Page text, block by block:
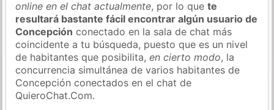
online en el chat actualmente, por lo quete
resultará bastante fácil encontrar algún usuario de
Concepción conectado en la sala de chat más
coincidente a tu búsqueda, puesto que es un nivel
de habitantes que posibilita,en cierto modo, la
concurrencia simultánea de varios habitantes de
Concepción conectados en el chat de
QuieroChat.Com.